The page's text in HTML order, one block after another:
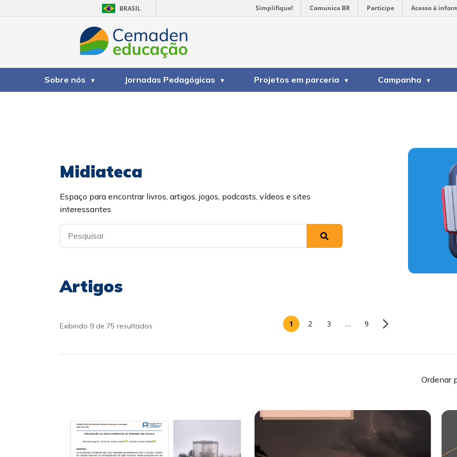
BRASIL Simplifique! Comunica BR Participe Acesso à
Sobre nós Jornadas Pedagógicas Projetos em parceria Campanha
Midiateca
Espaço para encontrar livros, artigos, jogos, podcasts, vídeos e sites
interessantes
Artigos
Exibindo 9 de 75 resultados 1 2 3 … 9
Ordenar